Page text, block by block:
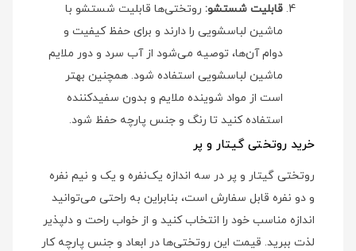
قابلیت شستشو: روتختی‌ها قابلیت شستشو با
ماشین لباسشویی را دارند و برای حفظ کیفیت و
دوام آن‌ها، توصیه می‌شود از آب سرد و دور ملایم
ماشین لباسشویی استفاده شود. همچنین بهتر
است از مواد شوینده ملایم و بدون سفیدکننده
استفاده کنید تا رنگ و جنس پارچه حفظ شود.
خرید روتختی گیتار و پر
روتختی گیتار و پر در سه اندازه یک‌نفره و یک و نیم نفره
و دو نفره قابل سفارش است، بنابراین به راحتی می‌توانید
اندازه مناسب خود را انتخاب کنید و از خواب راحت و دلپذیر
لذت ببرید. قیمت این روتختی‌ها در ابعاد و جنس پارچه کار